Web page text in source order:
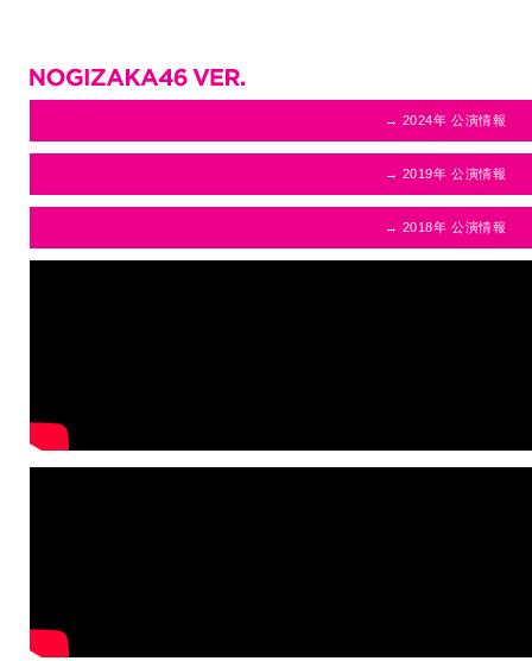
→ 2024年 公演情報
→ 2019年 公演情報
→ 2018年 公演情報